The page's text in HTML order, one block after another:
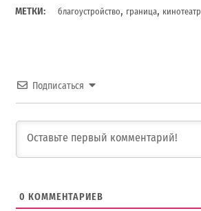
МЕТКИ: благоустройство, граница, кинотеатр
Подписаться
0 КОММЕНТАРИЕВ